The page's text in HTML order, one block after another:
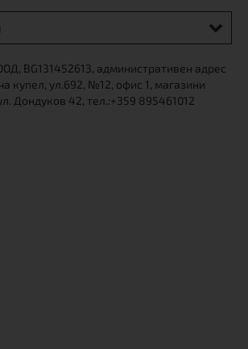
BG131452613, административен адрес
купел, ул.692, №12, офис 1, магазини
Дондуков 42, тел.:+359 895461012